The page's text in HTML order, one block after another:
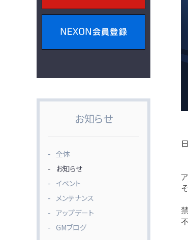
お知らせ
全体
お知らせ
イベント
メンテナンス
アップデート
GMブログ